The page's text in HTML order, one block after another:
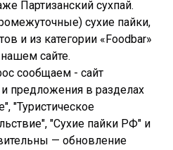
Партизанский сухпай.
сухие пайки,
и из категории «Foodbar»
сайте.
сообщаем - сайт
и предложения в разделах
"Туристическое
"Сухие пайки РФ" и
— обновление